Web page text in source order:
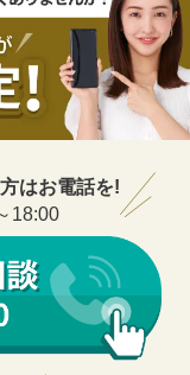
はお電話を!
18:00